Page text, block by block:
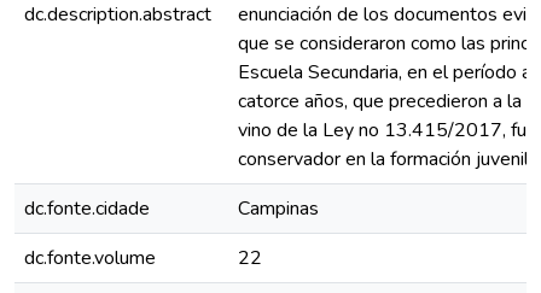
dc.description.abstract
enunciación de los documentos
que se consideraron como las
Escuela Secundaria, en el período
catorce años, que precedieron a la
vino de la Ley no 13.415/2017,
conservador en la formación juvenil
dc.fonte.cidade
Campinas
dc.fonte.volume
22